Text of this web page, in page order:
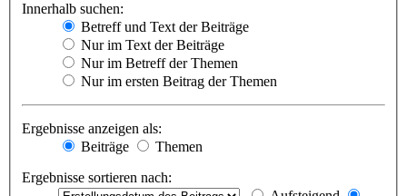
Innerhalb suchen:
Betreff und Text der Beiträge
Nur im Text der Beiträge
Nur im Betreff der Themen
Nur im ersten Beitrag der Themen
Ergebnisse anzeigen als:
Beiträge
Themen
Ergebnisse sortieren nach: